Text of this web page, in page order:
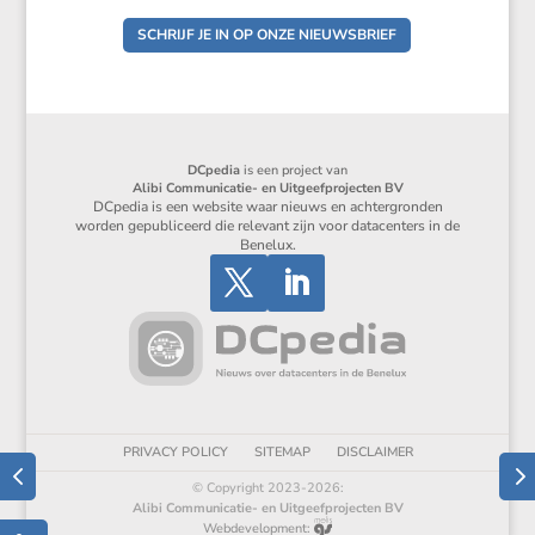
SCHRIJF JE IN OP ONZE NIEUWSBRIEF
DCpedia is een project van
Alibi Communicatie- en Uitgeefprojecten BV
DCpedia is een website waar nieuws en achtergronden
worden gepubliceerd die relevant zijn voor datacenters in de
Benelux.
PRIVACY POLICY SITEMAP
DISCLAIMER
© Copyright 2023-2026:
Alibi Communicatie- en Uitgeefprojecten BV
Webdevelopment: